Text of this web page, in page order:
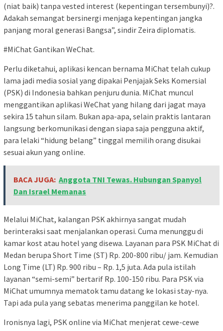
(niat baik) tanpa vested interest (kepentingan tersembunyi)?.
Adakah semangat bersinergi menjaga kepentingan jangka
panjang moral generasi Bangsa”, sindir Zeira diplomatis.
#MiChat Gantikan WeChat.
Perlu diketahui, aplikasi kencan bernama MiChat telah cukup
lama jadi media sosial yang dipakai Penjajak Seks Komersial
(PSK) di Indonesia bahkan penjuru dunia. MiChat muncul
menggantikan aplikasi WeChat yang hilang dari jagat maya
sekira 15 tahun silam. Bukan apa-apa, selain praktis lantaran
langsung berkomunikasi dengan siapa saja pengguna aktif,
para lelaki “hidung belang” tinggal memilih orang disukai
sesuai akun yang online.
BACA JUGA: Anggota TNI Tewas. Hubungan Spanyol
Dan Israel Memanas
Melalui MiChat, kalangan PSK akhirnya sangat mudah
berinteraksi saat menjalankan operasi. Cuma menunggu di
kamar kost atau hotel yang disewa. Layanan para PSK MiChat di
Medan berupa Short Time (ST) Rp. 200-800 ribu/ jam. Kemudian
Long Time (LT) Rp. 900 ribu – Rp. 1,5 juta. Ada pula istilah
layanan “semi-semi” bertarif Rp. 100-150 ribu. Para PSK via
MiChat umumnya mematok tamu datang ke lokasi stay-nya.
Tapi ada pula yang sebatas menerima panggilan ke hotel.
Ironisnya lagi, PSK online via MiChat menjerat cewe-cewe